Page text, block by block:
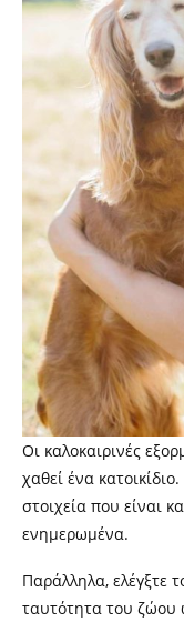
Οι καλοκαιρινές
χαθεί ένα
στοιχεία που είναι
ενημερωμένα.
Παράλληλα, ελέγξτε
ταυτότητα του ζώου